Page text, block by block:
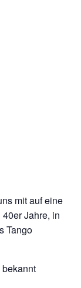
mit auf eine
Jahre, in
Tango